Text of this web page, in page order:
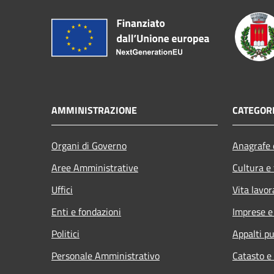
AMMINISTRAZIONE
Organi di Governo
Aree Amministrative
Uffici
Enti e fondazioni
Politici
Personale Amministrativo
Cultura
Vita
Imprese
Appalti
Catasto